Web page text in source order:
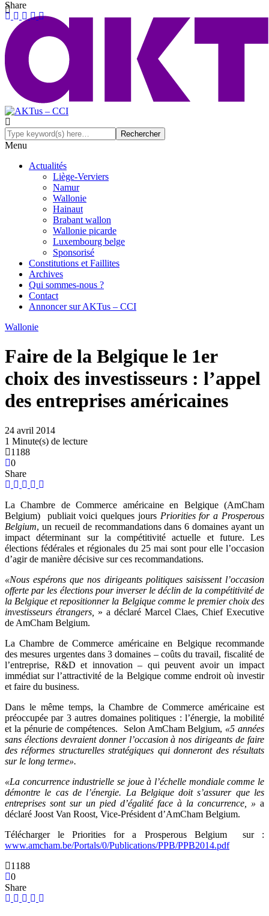
Menu
Actualités
Liège-Verviers
Namur
Wallonie
Hainaut
Brabant wallon
Wallonie picarde
Luxembourg belge
Sponsorisé
Constitutions et Faillites
Archives
Qui sommes-nous ?
Contact
Annoncer sur AKTus – CCI
Wallonie
Faire de la Belgique le 1er
choix des investisseurs : l’appel
des entreprises américaines
24 avril 2014
1 Minute(s) de lecture
1188
0
Share
La Chambre de Commerce américaine en Belgique (AmCham
Belgium)
publiait voici quelques jours Priorities for a Prosperous
Belgium, un recueil de recommandations dans 6 domaines ayant un
impact déterminant sur la compétitivité actuelle et future. Les
élections fédérales et régionales du 25 mai sont pour elle l’occasion
d’agir de manière décisive sur ces recommandations.
«Nous espérons que nos dirigeants politiques saisissent l’occasion
offerte par les élections pour inverser le déclin de la compétitivité de
la Belgique et repositionner la Belgique comme le premier choix des
investisseurs étrangers, » a déclaré Marcel Claes, Chief Executive
de AmCham Belgium.
La Chambre de Commerce américaine en Belgique recommande
des mesures urgentes dans 3 domaines – coûts du travail, fiscalité de
l’entreprise, R&D et innovation – qui peuvent avoir un impact
immédiat sur l’attractivité de la Belgique comme endroit où investir
et faire du business.
Dans le même temps, la Chambre de Commerce américaine est
préoccupée par 3 autres domaines politiques : l’énergie, la mobilité
et la pénurie de compétences.
Selon AmCham Belgium, «5 années
sans élections devraient donner l’occasion à nos dirigeants de faire
des réformes structurelles stratégiques qui donneront des résultats
sur le long terme».
«La concurrence industrielle se joue à l’échelle mondiale comme le
démontre le cas de l’énergie. La Belgique doit s’assurer que les
entreprises sont sur un pied d’égalité face à la concurrence, » a
déclaré Joost Van Roost, Vice-Président d’AmCham Belgium.
Télécharger le Priorities for a Prosperous Belgium
sur :
www.amcham.be/Portals/0/Publications/PPB/PPB2014.pdf
Share
1188
0
Share